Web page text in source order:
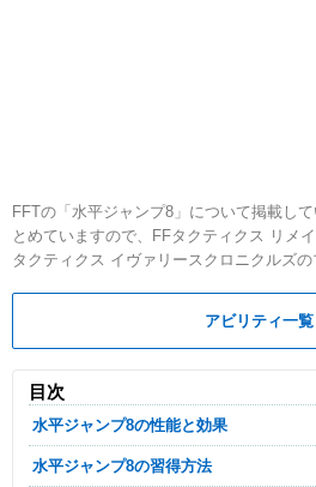
FFTの「水平ジャンプ8」について掲載し
とめていますので、FFタクティクス リメ
タクティクス イヴァリースクロニクルズの
アビリティ一覧
目次
水平ジャンプ8の性能と効果
水平ジャンプ8の習得方法